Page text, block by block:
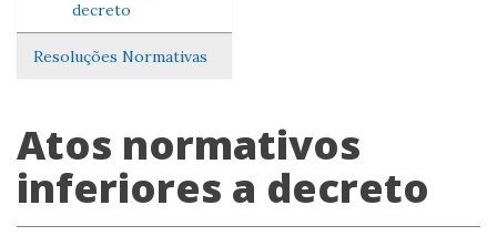
decreto
Resoluções Normativas
Atos normativos
inferiores a decreto